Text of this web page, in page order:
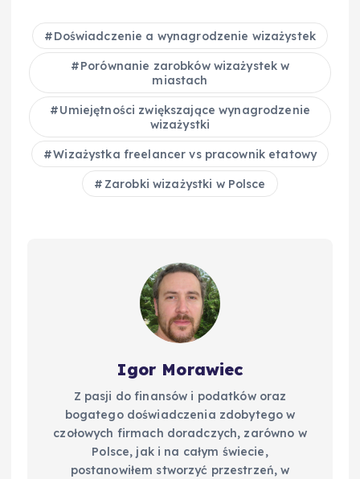
e
b
o
o
k
e
st
bl
r
di
t
e
d
I
n
y
Li
n
k
Doświadczenie a wynagrodzenie wizażystek
Porównanie zarobków wizażystek w
miastach
Umiejętności zwiększające wynagrodzenie
wizażystki
Wizażystka freelancer vs pracownik etatowy
Zarobki wizażystki w Polsce
Igor Morawiec
Z pasji do finansów i podatków oraz
bogatego doświadczenia zdobytego w
czołowych firmach doradczych, zarówno w
Polsce, jak i na całym świecie,
postanowiłem stworzyć przestrzeń, w